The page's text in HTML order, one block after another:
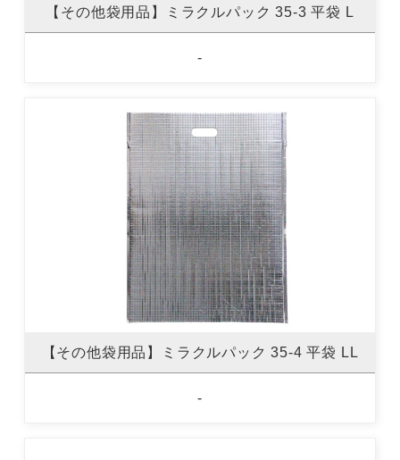
【その他袋用品】ミラクルパック 35-3 平袋 L
-
【その他袋用品】ミラクルパック 35-4 平袋 LL
-